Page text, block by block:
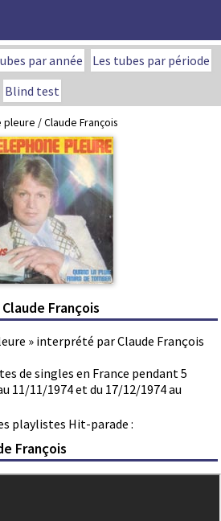
par année
Les tubes par période
Blind test
/ Claude François
François
» interprété par Claude François
de singles en France pendant 5
11/11/1974 et du 17/12/1974 au
playlistes Hit-parade :
François